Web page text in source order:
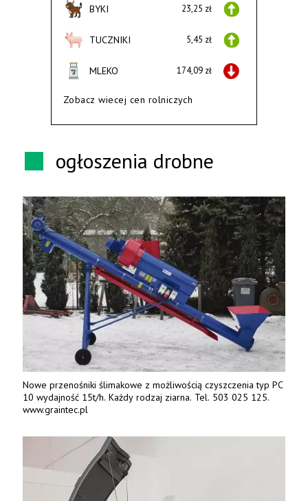
BYKI 23,25 zł
TUCZNIKI 5,45 zł
MLEKO 174,09 zł
Zobacz wiecej cen rolniczych
ogłoszenia drobne
Nowe przenośniki ślimakowe z możliwością czyszczenia typ PC
10 wydajność 15t/h. Każdy rodzaj ziarna. Tel. 503 025 125.
www.graintec.pl